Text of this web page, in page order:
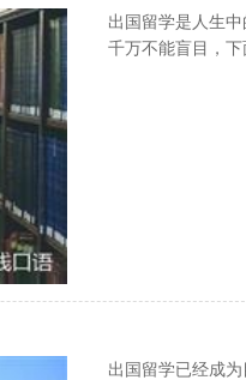
出国留学是人生
千万不能盲目，下
出国留学已经成